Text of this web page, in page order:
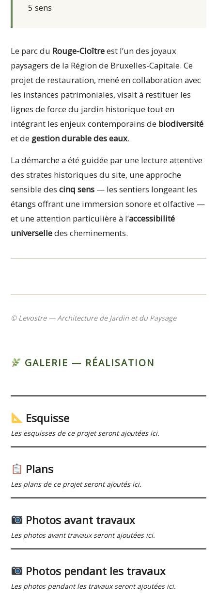
5 sens
Le parc du Rouge-Cloîtreest l’un des joyaux
paysagers de la Région de Bruxelles-Capitale. Ce
projet de restauration, mené en collaboration avec
les instances patrimoniales, visait à restituer les
lignes de force du jardin historique tout en
intégrant les enjeux contemporains de biodiversité
et de gestion durable des eaux.
La démarche a été guidée par une lecture attentive
des strates historiques du site, une approche
sensible descinq sens — les sentiers longeant les
étangs offrant une immersion sonore et olfactive —
et une attention particulière à l’accessibilité
universelledes cheminements.
© Levostre — Architecture de Jardin et du Paysage
GALERIE — RÉALISATION
Esquisse
Les esquisses de ce projet seront ajoutées ici.
Plans
Les plans de ce projet seront ajoutés ici.
Photos avant travaux
Les photos avant travaux seront ajoutées ici.
Photos pendant les travaux
Les photos pendant les travaux seront ajoutées ici.